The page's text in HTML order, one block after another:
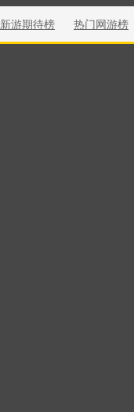
新游期待榜 热门网游榜